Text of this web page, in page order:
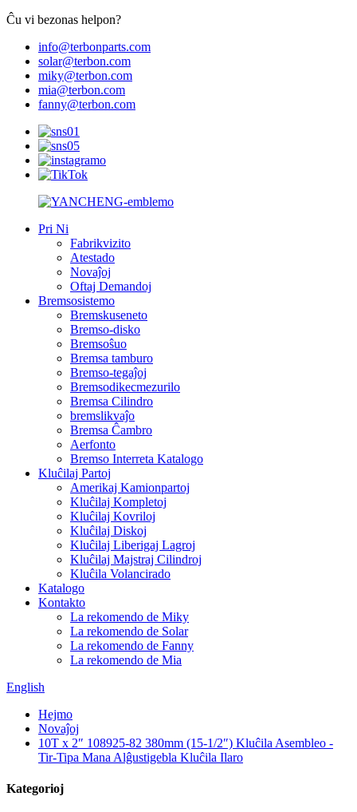
Ĉu vi bezonas helpon?
info@terbonparts.com
solar@terbon.com
miky@terbon.com
mia@terbon.com
fanny@terbon.com
Pri Ni
Fabrikvizito
Atestado
Novaĵoj
Oftaj Demandoj
Bremsosistemo
Bremskuseneto
Bremso-disko
Bremsoŝuo
Bremsa tamburo
Bremso-tegaĵoj
Bremsodikecmezurilo
Bremsa Cilindro
bremslikvaĵo
Bremsa Ĉambro
Aerfonto
Bremso Interreta Katalogo
Kluĉilaj Partoj
Amerikaj Kamionpartoj
Kluĉilaj Kompletoj
Kluĉilaj Kovriloj
Kluĉilaj Diskoj
Kluĉilaj Liberigaj Lagroj
Kluĉilaj Majstraj Cilindroj
Kluĉila Volancirado
Katalogo
Kontakto
La rekomendo de Miky
La rekomendo de Solar
La rekomendo de Fanny
La rekomendo de Mia
English
Hejmo
Novaĵoj
10T x 2″ 108925-82 380mm (15-1/2″) Kluĉila Asembleo -
Tir-Tipa Mana Alĝustigebla Kluĉila Ilaro
Kategorioj